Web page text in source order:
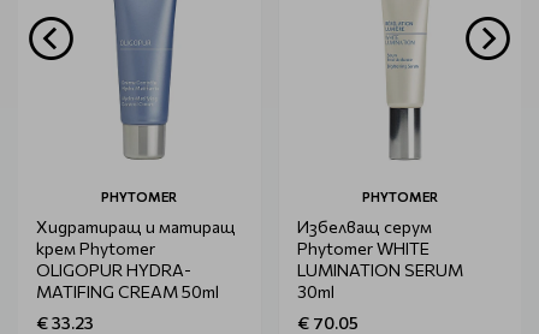
PHYTOMER
Хидратиращ и матиращ
крем Phytomer
OLIGOPUR HYDRA-
MATIFING CREAM 50ml
€ 33.23
PHYTOMER
Избелващ серум
Phytomer WHITE
LUMINATION SERUM
30ml
€ 70.05